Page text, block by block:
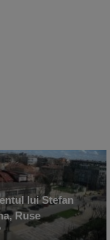
lui Stefan
Ruse